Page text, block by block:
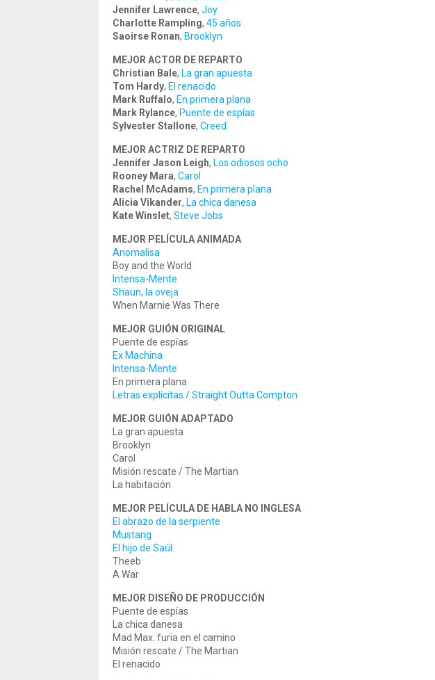
Jennifer Lawrence, Joy
Charlotte Rampling, 45 años
Saoirse Ronan, Brooklyn
MEJOR ACTOR DE REPARTO
Christian Bale, La gran apuesta
Tom Hardy, El renacido
Mark Ruffalo, En primera plana
Mark Rylance, Puente de espías
Sylvester Stallone, Creed
MEJOR ACTRIZ DE REPARTO
Jennifer Jason Leigh, Los odiosos ocho
Rooney Mara, Carol
Rachel McAdams, En primera plana
Alicia Vikander, La chica danesa
Kate Winslet, Steve Jobs
MEJOR PELÍCULA ANIMADA
Anomalisa
Boy and the World
Intensa-Mente
Shaun, la oveja
When Marnie Was There
MEJOR GUIÓN ORIGINAL
Puente de espías
Ex Machina
Intensa-Mente
En primera plana
Letras explícitas / Straight Outta Compton
MEJOR GUIÓN ADAPTADO
La gran apuesta
Brooklyn
Carol
Misión rescate / The Martian
La habitación
MEJOR PELÍCULA DE HABLA NO INGLESA
El abrazo de la serpiente
Mustang
El hijo de Saúl
Theeb
A War
MEJOR DISEÑO DE PRODUCCIÓN
Puente de espías
La chica danesa
Mad Max: furia en el camino
Misión rescate / The Martian
El renacido